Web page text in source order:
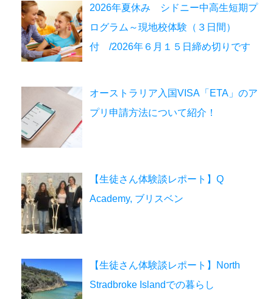
2026年夏休み シドニー中高生短期プ
ログラム～現地校体験（３日間）
付 /2026年６月１５日締め切りです
オーストラリア入国VISA「ETA」のア
プリ申請方法について紹介！
【生徒さん体験談レポート】Q
Academy, ブリスベン
【生徒さん体験談レポート】North
Stradbroke Islandでの暮らし